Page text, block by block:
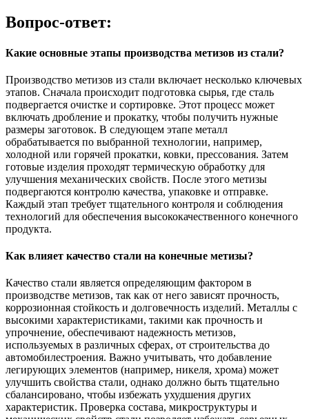
Вопрос-ответ:
Какие основные этапы производства метизов из стали?
Производство метизов из стали включает несколько ключевых
этапов. Сначала происходит подготовка сырья, где сталь
подвергается очистке и сортировке. Этот процесс может
включать дробление и прокатку, чтобы получить нужные
размеры заготовок. В следующем этапе металл
обрабатывается по выбранной технологии, например,
холодной или горячей прокатки, ковки, прессования. Затем
готовые изделия проходят термическую обработку для
улучшения механических свойств. После этого метизы
подвергаются контролю качества, упаковке и отправке.
Каждый этап требует тщательного контроля и соблюдения
технологий для обеспечения высококачественного конечного
продукта.
Как влияет качество стали на конечные метизы?
Качество стали является определяющим фактором в
производстве метизов, так как от него зависят прочность,
коррозионная стойкость и долговечность изделий. Металлы с
высокими характеристиками, такими как прочность и
упрочнение, обеспечивают надежность метизов,
используемых в различных сферах, от строительства до
автомобилестроения. Важно учитывать, что добавление
легирующих элементов (например, никеля, хрома) может
улучшить свойства стали, однако должно быть тщательно
сбалансировано, чтобы избежать ухудшения других
характеристик. Проверка состава, микроструктуры и